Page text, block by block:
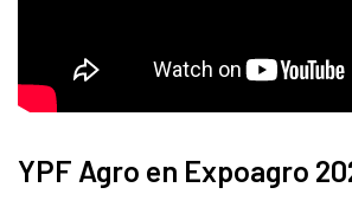
YPF Agro en Expoagro